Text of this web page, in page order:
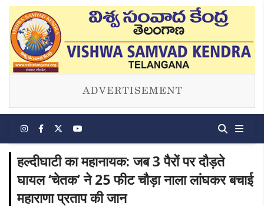
हल्दीघाटी का महानायक: जब 3 पैरों पर दौड़ते
घायल ‘चेतक’ ने 25 फीट चौड़ा नाला लांघकर बचाई
महाराणा प्रताप की जान